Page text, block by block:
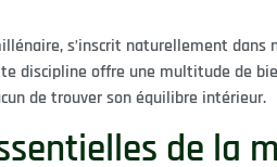
s’inscrit naturellement dans
discipline offre une multitude de
de trouver son équilibre intérieur.
de la